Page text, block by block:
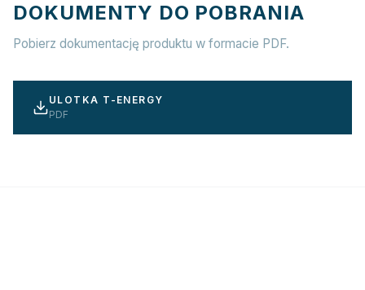
DOKUMENTY DO POBRANIA
Pobierz dokumentację produktu w formacie PDF.
ULOTKA T-ENERGY
PDF